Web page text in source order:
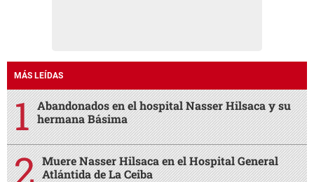
MÁS LEÍDAS
Abandonados en el hospital Nasser Hilsaca y su
hermana Básima
Muere Nasser Hilsaca en el Hospital General
Atlántida de La Ceiba